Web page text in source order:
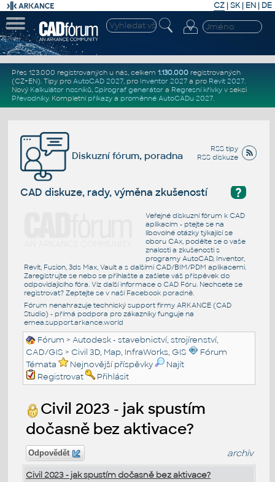
CZ | SK| EN | DE
Přes 123.000 registrovaných u nás, celkem 1.130.000registrovaných
(CZ+EN). Tipy pro AutoCAD 2027, pro Inventor 2027a pro Revit 2027.
Nový Kalkulátor nosníků, Spirograf generátor a Regresní křivkyv sekci
Převodníky. Kompletní příkazya proměnné AutoCADu 2027.
RSS tipy
RSS diskuze
Diskuzní fórum, poradna
?
CAD diskuze, rady, výměna zkušeností
Veřejné diskuzní fórum k CAD
aplikacím - ptejte se na
libovolné otázky týkající se
oboru CAx, podělte se o vaše
znalosti a zkušenosti s
programy AutoCAD, Inventor,
Revit, Fusion, 3ds Max, Vault a s dalšími CAD/BIM/PDM aplikacemi.
Zaregistrujte se nebo se přihlašte a zašlete váš příspěvek do
odpovídajícího fóra. Viz další informace o CAD Fóru. Nechcete se
registrovat? Zeptejte se v naší Facebook poradně.
Fórum nenahrazuje technický support firmy ARKANCE (CAD
Studio) - přímá podpora pro zákazníky funguje na
emea.support.arkance.world
Fórum >Autodesk - stavebnictví, strojírenství,
CAD/GIS > Civil 3D, Map, InfraWorks, GIS
Fórum
Témata
Nejnovější příspěvky
Najít
Registrovat
Přihlásit
Civil 2023 - jak spustím
dočasně bez aktivace?
Odpovědět archiv
Civil 2023 - jak spustím dočasně bez aktivace?